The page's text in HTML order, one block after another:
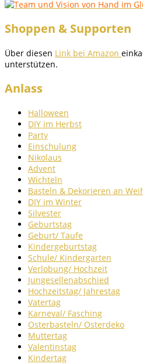
Shoppen & Supporten
Über diesen Link bei Amazon
unterstützen.
Anlass
Halloween
DIY im Herbst
Party
Einschulung
Nikolaus
Advent
Wichteln
Basteln & Dekorieren an
DIY im Winter
Silvester
Geburtstag
Geburt/ Taufe
Kindergeburtstag
Schule/ Kindergarten
Verlobung/ Hochzeit
Jungesellenabschied
Hochzeitstag/ Jahrestag
Vatertag
Karneval/ Fasching
Osterbasteln/ Osterdeko
Muttertag
Valentinstag
Kindertag